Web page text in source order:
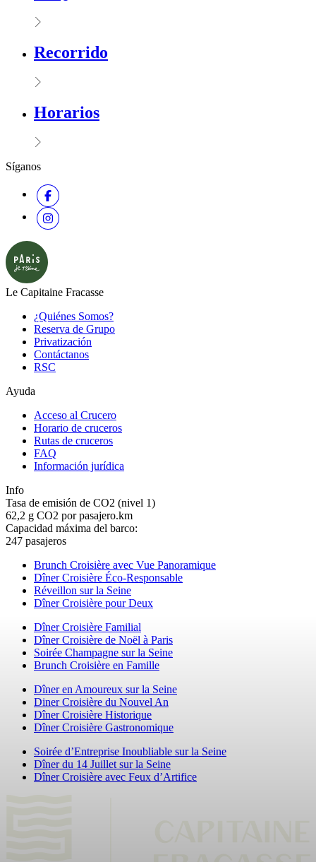
Recorrido
Horarios
Síganos
Le Capitaine Fracasse
¿Quiénes Somos?
Reserva de Grupo
Privatización
Contáctanos
RSC
Ayuda
Acceso al Crucero
Horario de cruceros
Rutas de cruceros
FAQ
Información jurídica
Info
Tasa de emisión de CO2 (nivel 1)
62,2 g CO2 por pasajero.km
Capacidad máxima del barco:
247 pasajeros
Brunch Croisière avec Vue Panoramique
Dîner Croisière Éco-Responsable
Réveillon sur la Seine
Dîner Croisière pour Deux
Dîner Croisière Familial
Dîner Croisière de Noël à Paris
Soirée Champagne sur la Seine
Brunch Croisière en Famille
Dîner en Amoureux sur la Seine
Diner Croisière du Nouvel An
Dîner Croisière Historique
Dîner Croisière Gastronomique
Soirée d’Entreprise Inoubliable sur la Seine
Dîner du 14 Juillet sur la Seine
Dîner Croisière avec Feux d’Artifice